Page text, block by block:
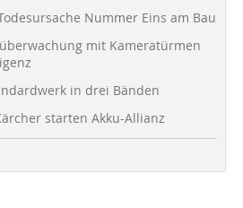
Nummer Eins am Bau
mit Kameratürmen
in drei Bänden
starten Akku-Allianz